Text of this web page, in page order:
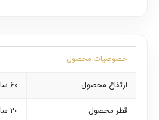
خصوصیات محصول
ارتفاع محصول
60 سانتی متر
قطر محصول
20 سانتی متر